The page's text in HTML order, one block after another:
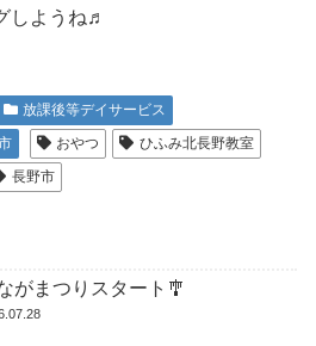
しようね♬
放課後等デイサービス
おやつ
ひふみ北長野教室
長野市
がまつりスタート🎐